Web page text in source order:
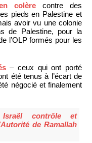
colèrecontre des
pieds en Palestine et
avoir vu une colonie
de Palestine, pour la
l’OLP formés pour les
– ceux qui ont porté
été tenus à l’écart de
négocié et finalement
Israël contrôle et
de Ramallah